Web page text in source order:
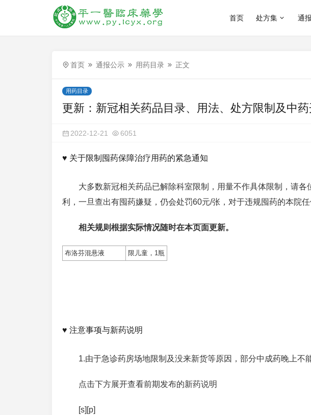
首页 处方集 通
首页 通报公示 用药目录 正文
用药目录
更新：新冠相关药品目录、用法、处方限制及中
2022-12-21 6051
♥ 关于限制囤药保障治疗用药的紧急通知
大多数新冠相关药品已解除科室限制，用量不作具体限制，请
利，一旦查出有囤药嫌疑，仍会处罚60元/张，对于违规囤药的本院
相关规则根据实际情况随时在本页面更新。
布洛芬混悬液 限儿童，1瓶
♥ 注意事项与新药说明
1.由于急诊药房场地限制及没来新货等原因，部分中成药晚上不
点击下方展开查看前期发布的新药说明
[s][p]